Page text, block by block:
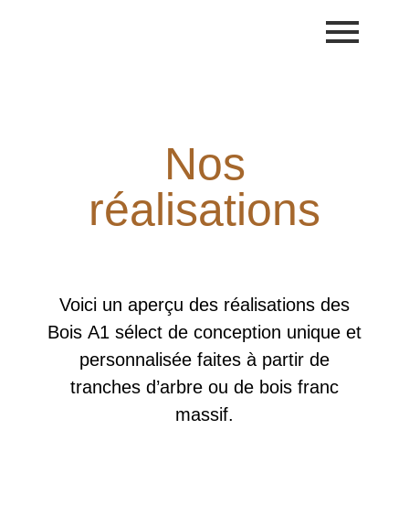
Nos
réalisations
Voici un aperçu des réalisations des
Bois A1 sélect de conception unique et
personnalisée faites à partir de
tranches d’arbre ou de bois franc
massif.